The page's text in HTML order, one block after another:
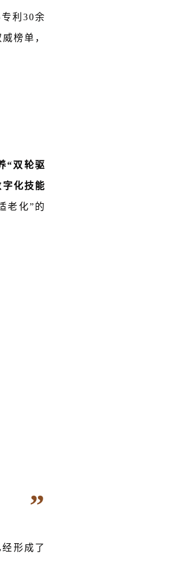
利30余
榜单，
“双轮驱
化技能
老化”的
”
形成了